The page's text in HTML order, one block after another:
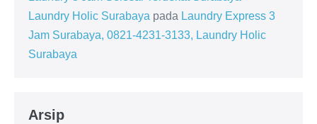
Laundry Holic Surabaya pada Laundry Express 3
Jam Surabaya, 0821-4231-3133, Laundry Holic
Surabaya
Arsip